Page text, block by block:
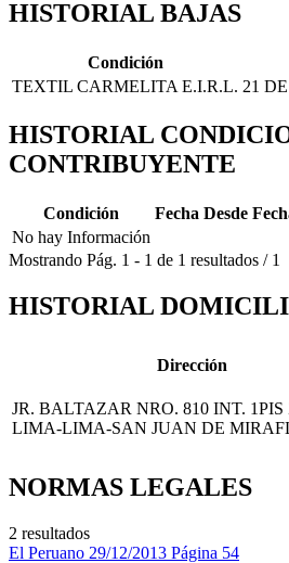
HISTORIAL BAJAS
Condición
TEXTIL CARMELITA E.I.R.L. 21
HISTORIAL
CONTRIBUYENTE
Condición Fecha Desde
No hay Información
Mostrando Pág. 1 - 1 de 1 resultados / 1
HISTORIAL
Dirección
JR. BALTAZAR NRO. 810 INT.
LIMA-LIMA-SAN JUAN DE
NORMAS LEGALES
2 resultados
El Peruano 29/12/2013 Página 54